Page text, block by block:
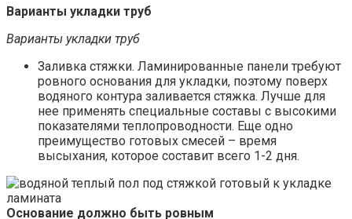
Варианты укладки труб
Варианты укладки труб
Заливка стяжки. Ламинированные панели требуют
ровного основания для укладки, поэтому поверх
водяного контура заливается стяжка. Лучше для
нее применять специальные составы с высокими
показателями теплопроводности. Еще одно
преимущество готовых смесей – время
высыхания, которое составит всего 1-2 дня.
Основание должно быть ровным